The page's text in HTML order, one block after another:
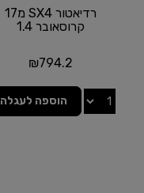
רדיאטור SX4 מ17
קרוסאובר 1.4
₪794.2
הוספה לעגלה